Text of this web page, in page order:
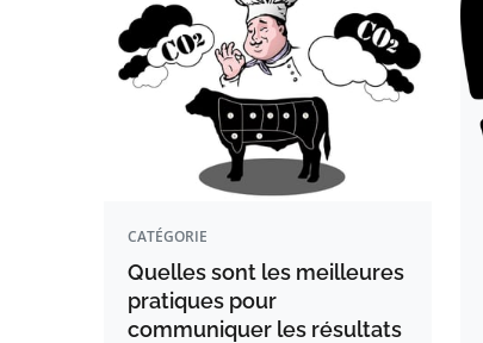
CATÉGORIE
Quelles sont les meilleures
pratiques pour
communiquer les résultats